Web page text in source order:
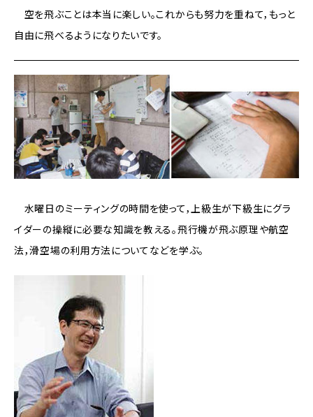
空を飛ぶことは本当に楽しい。これからも努力を重ねて，もっと
自由に飛べるようになりたいです。
水曜日のミーティングの時間を使って，上級生が下級生にグラ
イダーの操縦に必要な知識を教える。飛行機が飛ぶ原理や航空
法，滑空場の利用方法についてなどを学ぶ。